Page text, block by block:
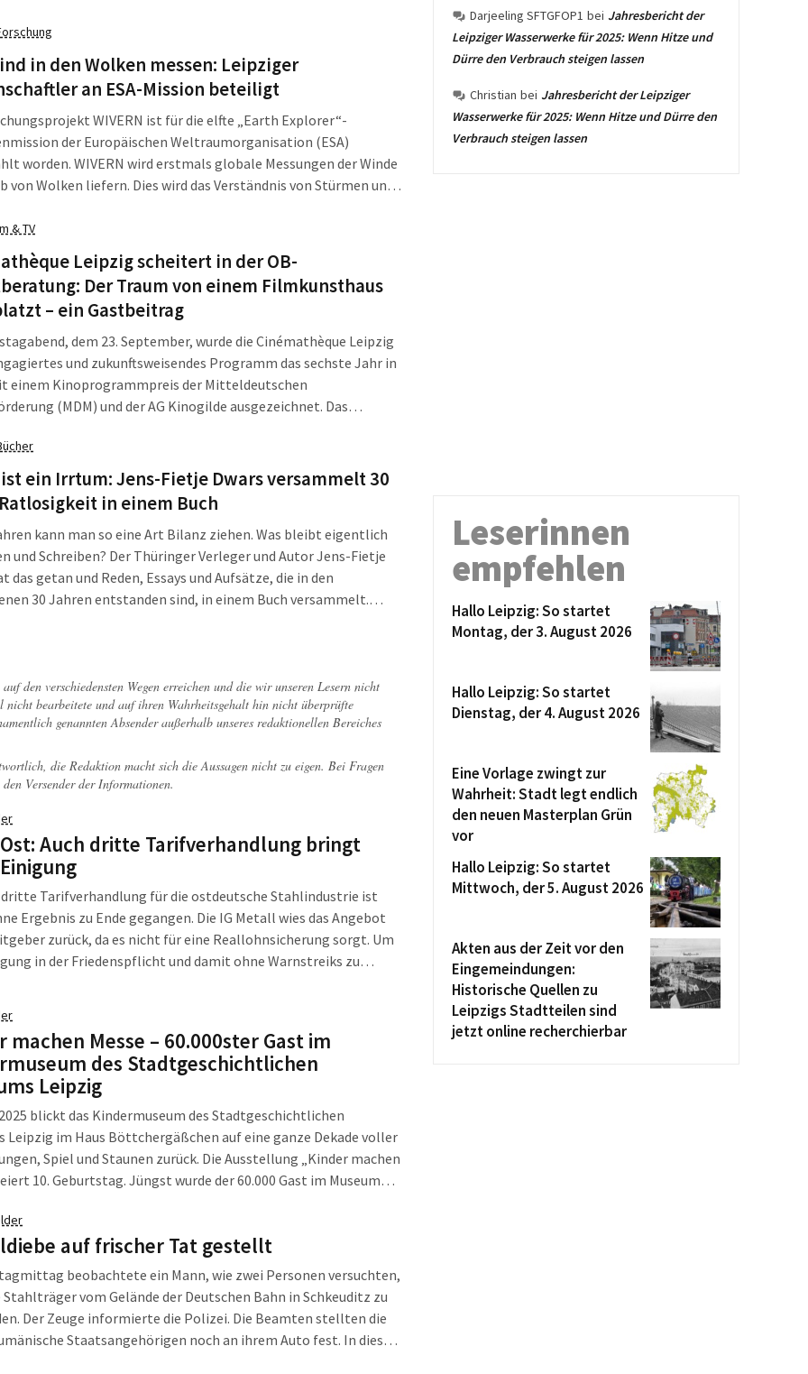
Personal sofort ans […]
in den Wolken messen: Leipziger
an ESA-Mission beteiligt
WIVERN ist für die elfte „Earth Explorer“-
der Europäischen Weltraumorganisation (ESA)
worden. WIVERN wird erstmals globale Messungen der Winde
von Wolken liefern. Dies wird das Verständnis von Stürmen und
Leipzig ist der Meteorologe PD Dr. Maximilian Maahn an
beteiligt. […]
& TV
Leipzig scheitert in der OB-
Der Traum von einem Filmkunsthaus
– ein Gastbeitrag
dem 23. September, wurde die Cinémathèque Leipzig
und zukunftsweisendes Programm das sechste Jahr in
einem Kinoprogrammpreis der Mitteldeutschen
(MDM) und der AG Kinogilde ausgezeichnet. Das
Filmreihen mit Themenschwerpunkten und Filmgesprächen
Formaten und Ausstellungen, entwickelte die
[…]
ein Irrtum: Jens-Fietje Dwars versammelt 30
in einem Buch
kann man so eine Art Bilanz ziehen. Was bleibt eigentlich
und Schreiben? Der Thüringer Verleger und Autor Jens-Fietje
das getan und Reden, Essays und Aufsätze, die in den
30 Jahren entstanden sind, in einem Buch versammelt.
den verschiedensten Wegen erreichen und die wir unseren Lesern nicht
bearbeitete und auf ihren Wahrheitsgehalt hin nicht überprüfte
genannten Absender außerhalb unseres redaktionellen Bereiches
die Redaktion macht sich die Aussagen nicht zu eigen. Bei Fragen
Versender der Informationen.
Auch dritte Tarifverhandlung bringt
dritte Tarifverhandlung für die ostdeutsche Stahlindustrie ist
Ergebnis zu Ende gegangen. Die IG Metall wies das Angebot
zurück, da es nicht für eine Reallohnsicherung sorgt. Um
in der Friedenspflicht und damit ohne Warnstreiks zu
machen Messe – 60.000ster Gast im
des Stadtgeschichtlichen
Leipzig
blickt das Kindermuseum des Stadtgeschichtlichen
Leipzig im Haus Böttchergäßchen auf eine ganze Dekade voller
Spiel und Staunen zurück. Die Ausstellung „Kinder machen
10. Geburtstag. Jüngst wurde der 60.000 Gast im Museum
lädt Kinder von 6 bis 10 Jahren […]
auf frischer Tat gestellt
beobachtete ein Mann, wie zwei Personen versuchten,
vom Gelände der Deutschen Bahn in Schkeuditz zu
Der Zeuge informierte die Polizei. Die Beamten stellten die
Staatsangehörigen noch an ihrem Auto fest. In dieses
Darjeeling SFTGFOP1 bei Jahresbericht der
Leipziger Wasserwerke für 2025: Wenn Hitze und
Dürre den Verbrauch steigen lassen
Christian bei Jahresbericht der Leipziger
Wasserwerke für 2025: Wenn Hitze und Dürre den
Verbrauch steigen lassen
Leserinnen
empfehlen
Hallo Leipzig: So startet
Montag, der 3. August 2026
Hallo Leipzig: So startet
Dienstag, der 4. August 2026
Eine Vorlage zwingt zur
Wahrheit: Stadt legt endlich
den neuen Masterplan Grün
vor
Hallo Leipzig: So startet
Mittwoch, der 5. August 2026
Akten aus der Zeit vor den
Eingemeindungen:
Historische Quellen zu
Leipzigs Stadtteilen sind
jetzt online recherchierbar